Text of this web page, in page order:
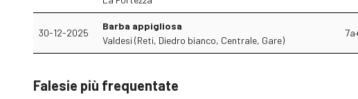
30-12-2025
Barba appigliosa
Valdesi (Reti, Diedro bianco, Centrale, Gare)
Falesie più frequentate